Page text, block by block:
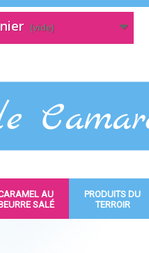
(vide)
AU
SALÉ
PRODUITS DU
TERROIR